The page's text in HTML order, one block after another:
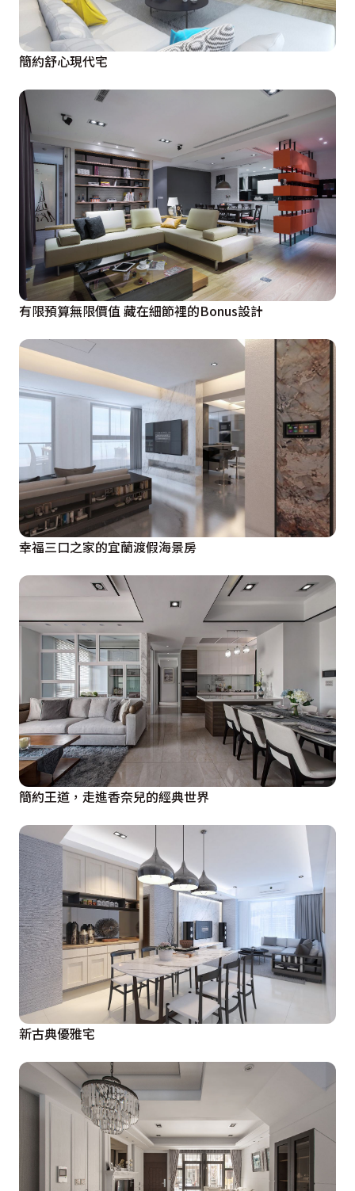
簡約舒心現代宅
有限預算無限價值 藏在細節裡的Bonus設計
幸福三口之家的宜蘭渡假海景房
簡約王道，走進香奈兒的經典世界
新古典優雅宅